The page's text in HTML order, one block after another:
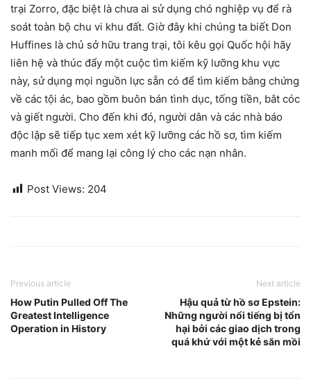
trại Zorro, đặc biệt là chưa ai sử dụng chó nghiệp vụ để rà
soát toàn bộ chu vi khu đất. Giờ đây khi chúng ta biết Don
Huffines là chủ sở hữu trang trại, tôi kêu gọi Quốc hội hãy
liên hệ và thúc đẩy một cuộc tìm kiếm kỹ lưỡng khu vực
này, sử dụng mọi nguồn lực sẵn có để tìm kiếm bằng chứng
về các tội ác, bao gồm buôn bán tình dục, tống tiền, bắt cóc
và giết người. Cho đến khi đó, người dân và các nhà báo
độc lập sẽ tiếp tục xem xét kỹ lưỡng các hồ sơ, tìm kiếm
manh mối để mang lại công lý cho các nạn nhân.
Post Views: 204
Previous article
How Putin Pulled Off The
Greatest Intelligence
Operation in History
Next article
Hậu quả từ hồ sơ Epstein:
Những người nổi tiếng bị tổn
hại bởi các giao dịch trong
quá khứ với một kẻ săn mồi